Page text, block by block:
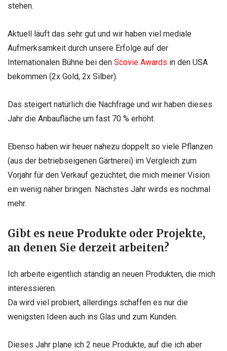
stehen.
Aktuell läuft das sehr gut und wir haben viel mediale
Aufmerksamkeit durch unsere Erfolge auf der
Internationalen Bühne bei den Scovie Awards in den USA
bekommen (2x Gold, 2x Silber).
Das steigert natürlich die Nachfrage und wir haben dieses
Jahr die Anbaufläche um fast 70 % erhöht.
Ebenso haben wir heuer nahezu doppelt so viele Pflanzen
(aus der betriebseigenen Gärtnerei) im Vergleich zum
Vorjahr für den Verkauf gezüchtet, die mich meiner Vision
ein wenig näher bringen. Nächstes Jahr wirds es nochmal
mehr.
Gibt es neue Produkte oder Projekte,
an denen Sie derzeit arbeiten?
Ich arbeite eigentlich ständig an neuen Produkten, die mich
interessieren.
Da wird viel probiert, allerdings schaffen es nur die
wenigsten Ideen auch ins Glas und zum Kunden.
Dieses Jahr plane ich 2 neue Produkte, auf die ich aber